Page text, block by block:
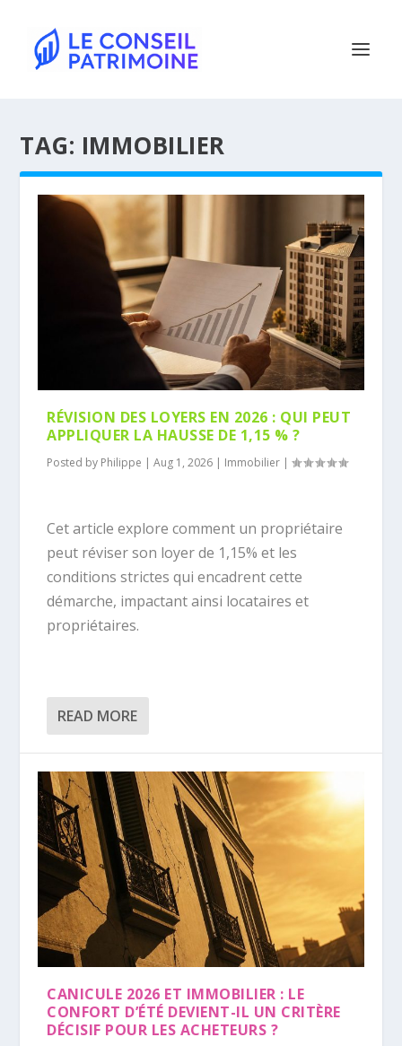
TAG: IMMOBILIER
RÉVISION DES LOYERS EN 2026 : QUI PEUT
APPLIQUER LA HAUSSE DE 1,15 % ?
Posted by Philippe |Aug 1, 2026 | Immobilier |
Cet article explore comment un propriétaire
peut réviser son loyer de 1,15% et les
conditions strictes qui encadrent cette
démarche, impactant ainsi locataires et
propriétaires.
READ MORE
CANICULE 2026 ET IMMOBILIER : LE
CONFORT D’ÉTÉ DEVIENT-IL UN CRITÈRE
DÉCISIF POUR LES ACHETEURS ?